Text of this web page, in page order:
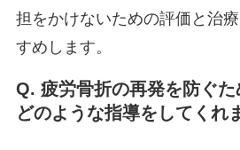
担をかけないための評価と治
すめします。
Q. 疲労骨折の再発を防ぐ
どのような指導をしてくれ